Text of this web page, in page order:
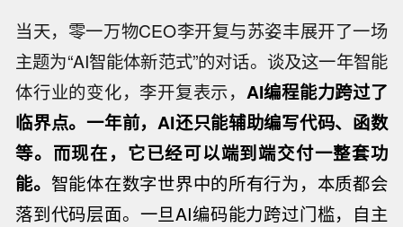
当天，零一万物CEO李开复与苏姿丰展开了一场
主题为“AI智能体新范式”的对话。谈及这一年智能
体行业的变化，李开复表示， AI编程能力跨过了
临界点。一年前，AI还只能辅助编写代码、函数
等。而现在，它已经可以端到端交付一整套功
能。 智能体在数字世界中的所有行为，本质都会
落到代码层面。一旦AI编码能力跨过门槛，自主